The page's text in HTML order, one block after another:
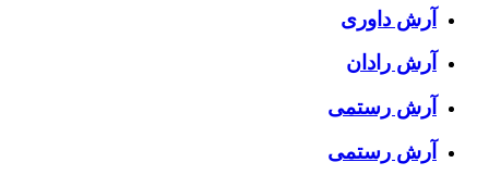
آرش داوری
آرش رادان
آرش رستمى
آرش رستمی